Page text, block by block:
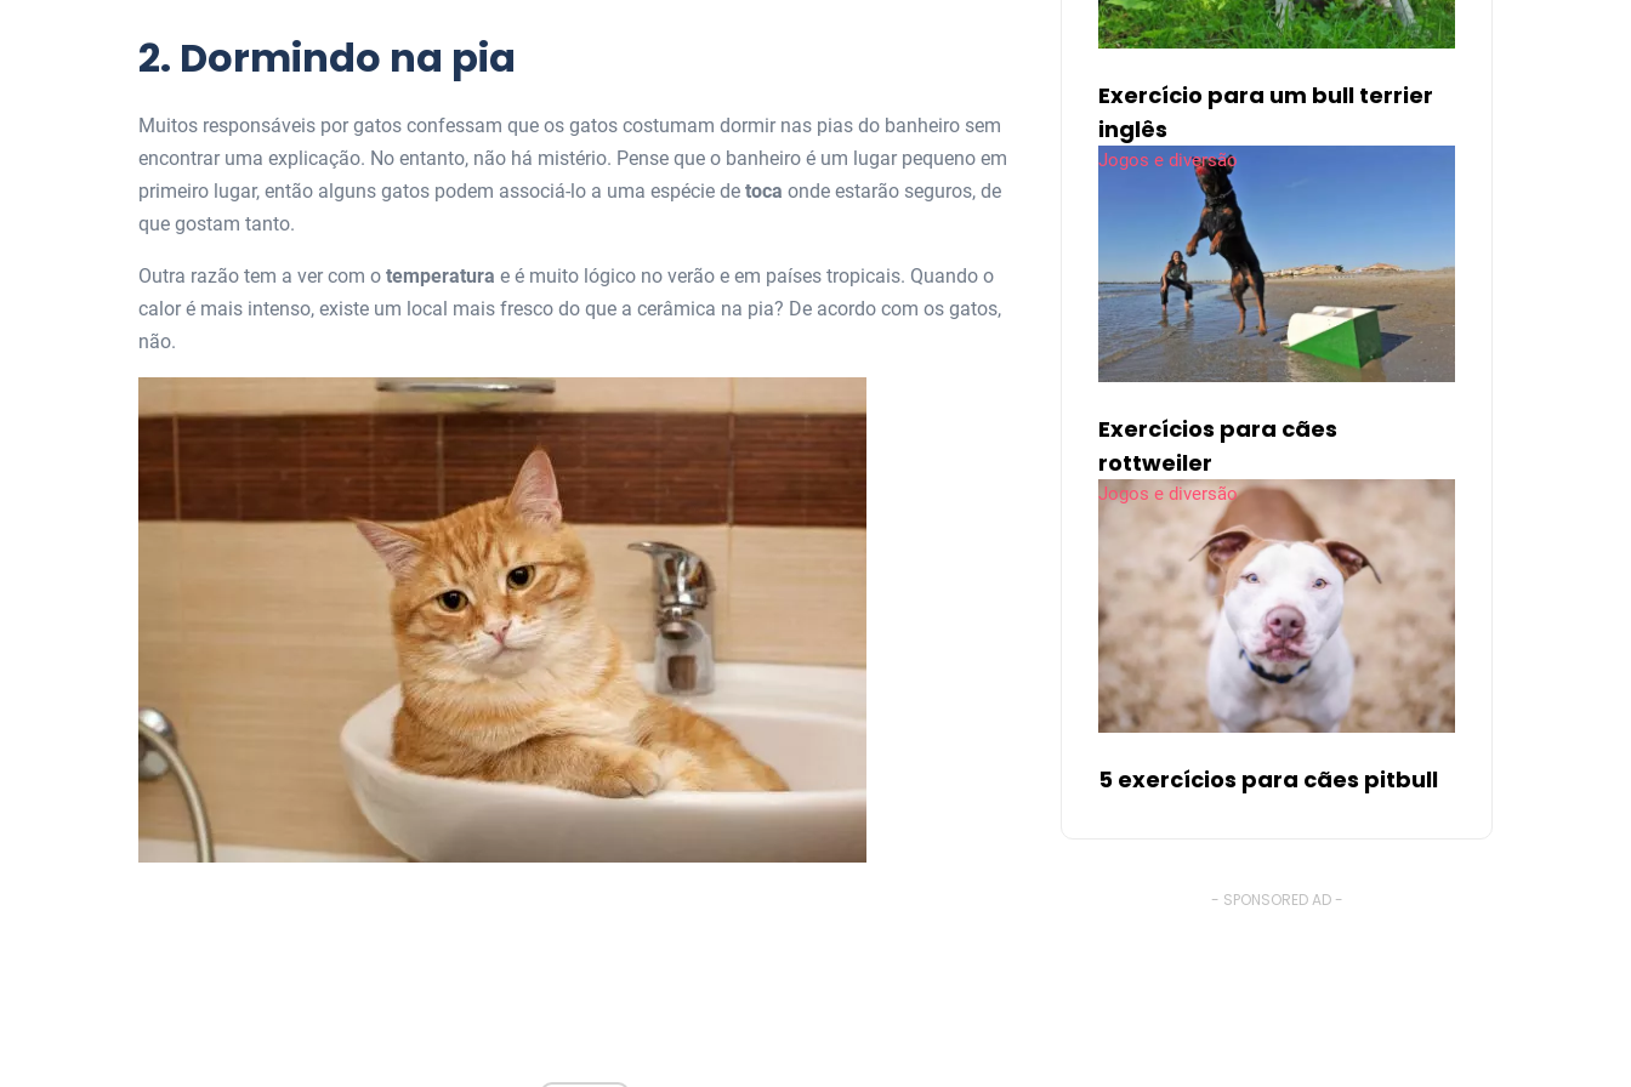
2. Dormindo na pia
Muitos responsáveis ​​por gatos confessam que os gatos costumam dormir nas pias do banheiro sem
encontrar uma explicação. No entanto, não há mistério. Pense que o banheiro é um lugar pequeno em
primeiro lugar, então alguns gatos podem associá-lo a uma espécie de toca onde estarão seguros, de
que gostam tanto.
Outra razão tem a ver com o temperatura e é muito lógico no verão e em países tropicais. Quando o
calor é mais intenso, existe um local mais fresco do que a cerâmica na pia? De acordo com os gatos,
não.
Exercício para um bull terrier
inglês
Jogos e diversão
Exercícios para cães
rottweiler
Jogos e diversão
5 exercícios para cães pitbull
- SPONSORED AD -